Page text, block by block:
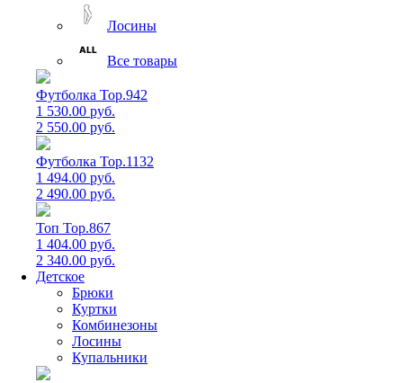
Лосины
Все товары
Футболка Top.942
1 530.00 руб.
2 550.00 руб.
Футболка Top.1132
1 494.00 руб.
2 490.00 руб.
Топ Top.867
1 404.00 руб.
2 340.00 руб.
Детское
Брюки
Куртки
Комбинезоны
Лосины
Купальники